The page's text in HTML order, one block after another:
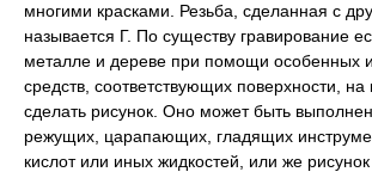
многими красками. Резьба, сделанная с
называется Г. По существу гравирование
металле и дереве при помощи особенных
средств, соответствующих поверхности, на
сделать рисунок. Оно может быть
режущих, царапающих, гладящих
кислот или иных жидкостей, или же